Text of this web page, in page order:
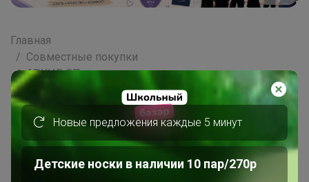
Главная
Совместные покупки
АРХИВ СП
РАЗНОЕ
💚 ВЕГЕТКИ. Цветочная рассада.
Предзаказ. График отправок на 3
стр темы
Новые предложения каждые 5 минут
Детские носки в наличии 10 пар/270р